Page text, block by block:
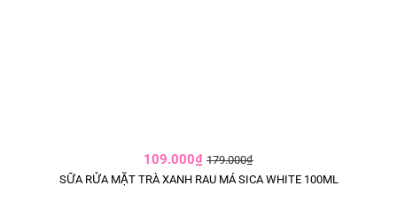
109.000₫ 179.000₫
SỮA RỬA MẶT TRÀ XANH RAU MÁ SICA WHITE 100ML